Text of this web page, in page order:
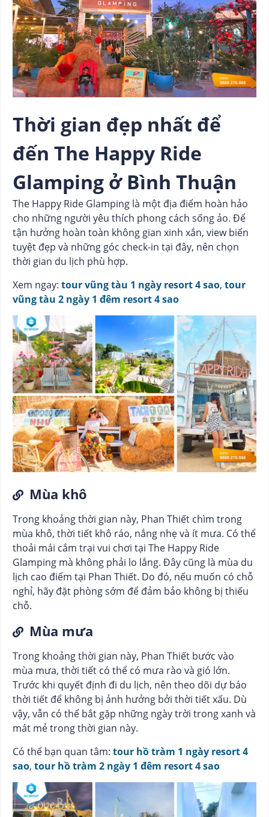
Thời gian đẹp nhất để
đến The Happy Ride
Glamping ở Bình Thuận
The Happy Ride Glamping là một địa điểm hoàn hảo
cho những người yêu thích phong cách sống ảo. Để
tận hưởng hoàn toàn không gian xinh xắn, view biển
tuyệt đẹp và những góc check-in tại đây, nên chọn
thời gian du lịch phù hợp.
Xem ngay: tour vũng tàu 1 ngày resort 4 sao, tour
vũng tàu 2 ngày 1 đêm resort 4 sao
Mùa khô
Trong khoảng thời gian này, Phan Thiết chìm trong
mùa khô, thời tiết khô ráo, nắng nhẹ và ít mưa. Có thể
thoải mái cắm trại vui chơi tại The Happy Ride
Glamping mà không phải lo lắng. Đây cũng là mùa du
lịch cao điểm tại Phan Thiết. Do đó, nếu muốn có chỗ
nghỉ, hãy đặt phòng sớm để đảm bảo không bị thiếu
chỗ.
Mùa mưa
Trong khoảng thời gian này, Phan Thiết bước vào
mùa mưa, thời tiết có thể có mưa rào và gió lớn.
Trước khi quyết định đi du lịch, nên theo dõi dự báo
thời tiết để không bị ảnh hưởng bởi thời tiết xấu. Dù
vậy, vẫn có thể bắt gặp những ngày trời trong xanh và
mát mẻ trong thời gian này.
Có thể bạn quan tâm: tour hồ tràm 1 ngày resort 4
sao, tour hồ tràm 2 ngày 1 đêm resort 4 sao